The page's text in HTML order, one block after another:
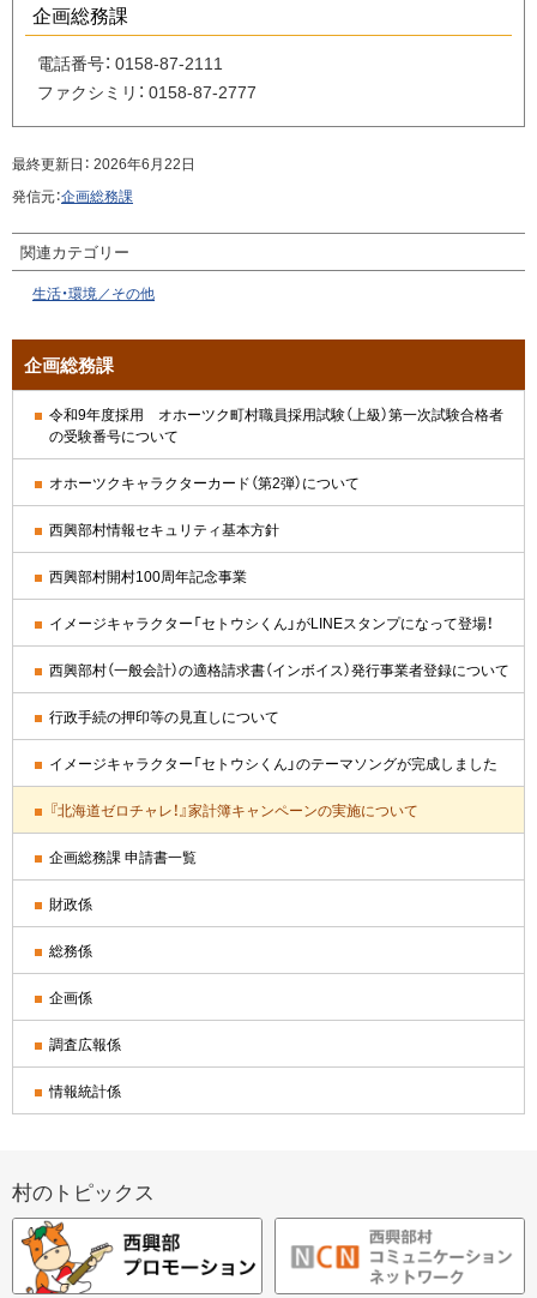
の
戻
る
企画総務課
電話番号： 0158-87-2111
ファクシミリ： 0158-87-2777
最終更新日： 2026年6月22日
発信元：企画総務課
関連カテゴリー
生活・環境／その他
サ
イ
メ
ニ
ュ
ー
企画総務課
令和9年度採用 オホーツク町村職員採用試験（上級）第一次試験合格者
の受験番号について
オホーツクキャラクターカード（第2弾）について
西興部村情報セキュリティ基本方針
西興部村開村100周年記念事業
イメージキャラクター「セトウシくん」がLINEスタンプになって登場！
西興部村（一般会計）の適格請求書（インボイス）発行事業者登録について
行政手続の押印等の見直しについて
イメージキャラクター「セトウシくん」のテーマソングが完成しました
『北海道ゼロチャレ！』家計簿キャンペーンの実施について
企画総務課 申請書一覧
財政係
総務係
企画係
調査広報係
情報統計係
村のトピックス